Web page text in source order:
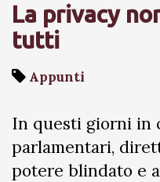
La privacy
tutti
Appunti
In questi giorni in
parlamentari,
potere blindato e